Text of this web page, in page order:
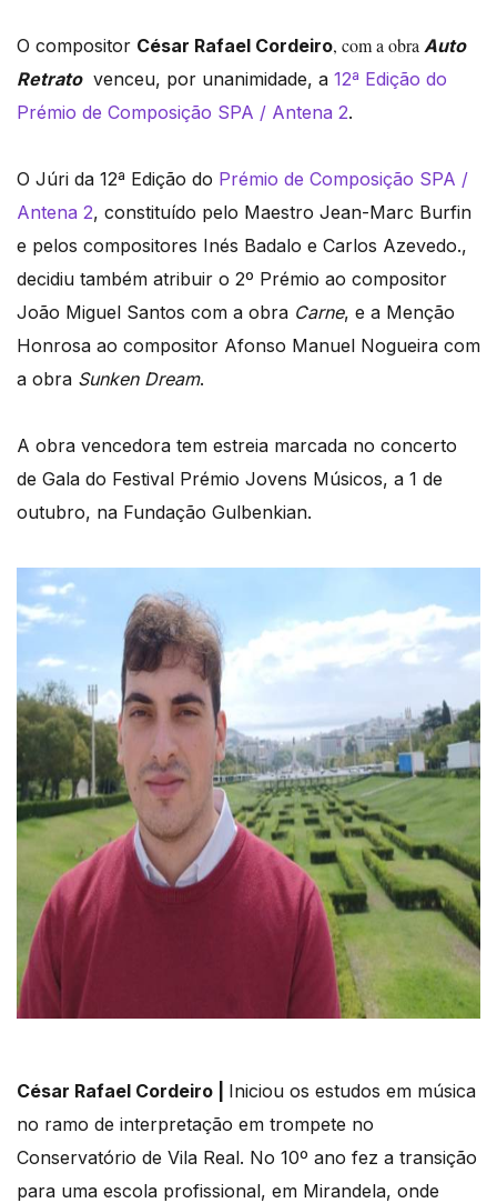
O compositor César Rafael Cordeiro, com a obra Auto
Retrato venceu, por unanimidade, a 12ª Edição do
Prémio de Composição SPA / Antena 2.
O Júri da 12ª Edição do Prémio de Composição SPA /
Antena 2, constituído pelo Maestro Jean-Marc Burfin
e pelos compositores Inés Badalo e Carlos Azevedo.,
decidiu também atribuir o 2º Prémio ao compositor
João Miguel Santos com a obra Carne, e a Menção
Honrosa ao compositor Afonso Manuel Nogueira com
a obra Sunken Dream.
A obra vencedora tem estreia marcada no concerto
de Gala do Festival Prémio Jovens Músicos, a 1 de
outubro, na Fundação Gulbenkian.
César Rafael Cordeiro | Iniciou os estudos em música
no ramo de interpretação em trompete no
Conservatório de Vila Real. No 10º ano fez a transição
para uma escola profissional, em Mirandela, onde